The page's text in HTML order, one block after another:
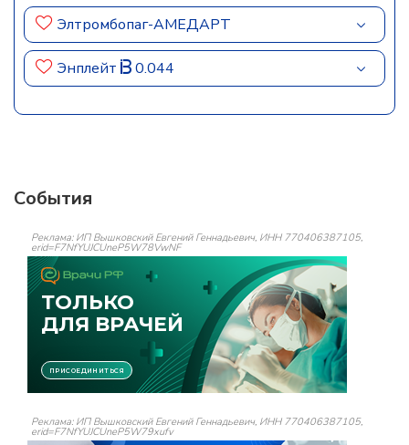
Элтромбопаг-АМЕДАРТ
Энплейт 0.044
События
Реклама: ИП Вышковский Евгений Геннадьевич, ИНН 770406387105,
erid=F7NfYUJCUneP5W78VwNF
Реклама: ИП Вышковский Евгений Геннадьевич, ИНН 770406387105,
erid=F7NfYUJCUneP5W79xufv